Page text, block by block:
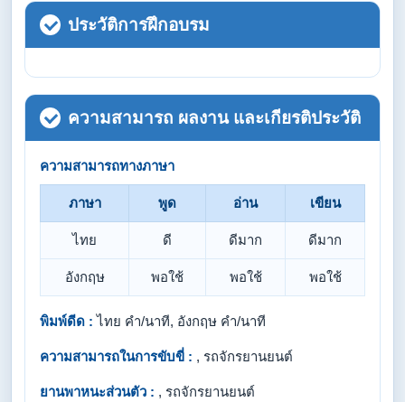
ประวัติการฝึกอบรม
ความสามารถ ผลงาน และเกียรติประวัติ
ความสามารถทางภาษา
ภาษา พูด อ่าน เขียน
ไทย ดี ดีมาก ดีมาก
อังกฤษ พอใช้ พอใช้ พอใช้
พิมพ์ดีด : ไทย คำ/นาที, อังกฤษ คำ/นาที
ความสามารถในการขับขี่ : , รถจักรยานยนต์
ยานพาหนะส่วนตัว : , รถจักรยานยนต์